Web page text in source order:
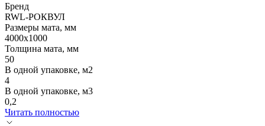
Бренд
RWL-РОКВУЛ
Размеры мата, мм
4000х1000
Толщина мата, мм
50
В одной упаковке, м2
4
В одной упаковке, м3
0,2
Читать полностью